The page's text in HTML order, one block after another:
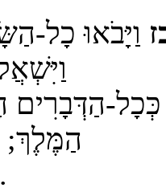
וַיָּבֹאוּ כָל-
כְּכָל-
הַמֶּלֶךְ;
לֹא-נִשְׁמַע הַדָּבָר.